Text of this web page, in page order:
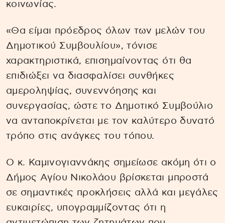
κοινωνίας.
«Θα είμαι πρόεδρος όλων των μελών του
Δημοτικού Συμβουλίου», τόνισε
χαρακτηριστικά, επισημαίνοντας ότι θα
επιδιώξει να διασφαλίσει συνθήκες
αμεροληψίας, συνεννόησης και
συνεργασίας, ώστε το Δημοτικό Συμβούλιο
να ανταποκρίνεται με τον καλύτερο δυνατό
τρόπο στις ανάγκες του τόπου.
Ο κ. Καμινογιαννάκης σημείωσε ακόμη ότι ο
Δήμος Αγίου Νικολάου βρίσκεται μπροστά
σε σημαντικές προκλήσεις αλλά και μεγάλες
ευκαιρίες, υπογραμμίζοντας ότι η